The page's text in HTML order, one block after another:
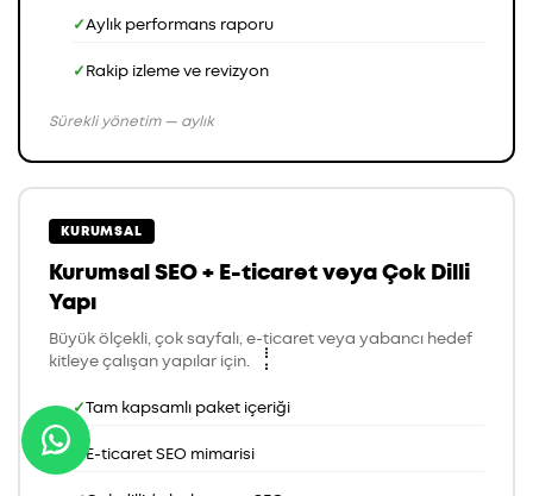
Aylık performans raporu
Rakip izleme ve revizyon
Sürekli yönetim — aylık
KURUMSAL
Kurumsal SEO + E-ticaret veya Çok Dilli
Yapı
Büyük ölçekli, çok sayfalı, e-ticaret veya yabancı hedef
kitleye çalışan yapılar için.
Tam kapsamlı paket içeriği
E-ticaret SEO mimarisi